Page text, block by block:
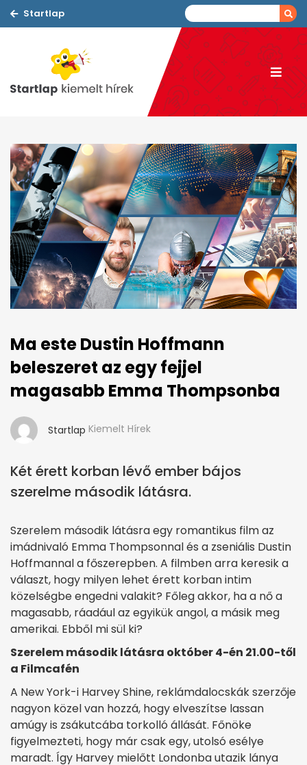
Startlap
Ma este Dustin Hoffmann
beleszeret az egy fejjel
magasabb Emma Thompsonba
Startlap Kiemelt Hírek
Két érett korban lévő ember bájos
szerelme második látásra.
Szerelem második látásra egy romantikus film az
imádnivaló Emma Thompsonnal és a zseniális Dustin
Hoffmannal a főszerepben. A filmben arra keresik a
választ, hogy milyen lehet érett korban intim
közelségbe engedni valakit? Főleg akkor, ha a nő a
magasabb, ráadául az egyikük angol, a másik meg
amerikai. Ebből mi sül ki?
Szerelem második látásra október 4-én 21.00-től
a Filmcafén
A New York-i Harvey Shine, reklámdalocskák szerzője
nagyon közel van hozzá, hogy elveszítse lassan
amúgy is zsákutcába torkolló állását. Főnöke
figyelmezteti, hogy már csak egy, utolsó esélye
maradt. Így Harvey mielőtt Londonba utazik lánya